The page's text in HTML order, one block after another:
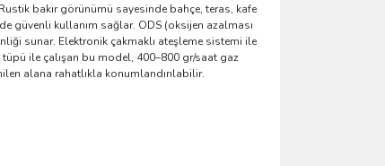
bakır görünümü sayesinde bahçe, teras, kafe
güvenli kullanım sağlar. ODS (oksijen azalması
sunar. Elektronik çakmaklı ateşleme sistemi ile
ile çalışan bu model, 400–800 gr/saat gaz
alana rahatlıkla konumlandırılabilir.